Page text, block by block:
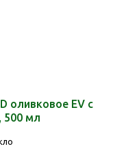
оливковое EV с
500 мл